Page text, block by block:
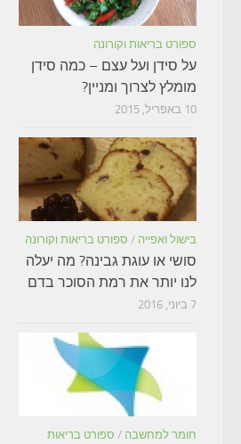
ספורט בריאות וקורונה
על סידן ועל עצם – כמה סידן
מומלץ לצרוך ומניין?
10 באפריל, 2015
בישול ואפייה / ספורט בריאות וקורונה
סושי או עוגת גבינה? מה יעלה
לנו יותר את רמת הסוכר בדם
7 ביוני, 2016
חומר למחשבה / ספורט בריאות